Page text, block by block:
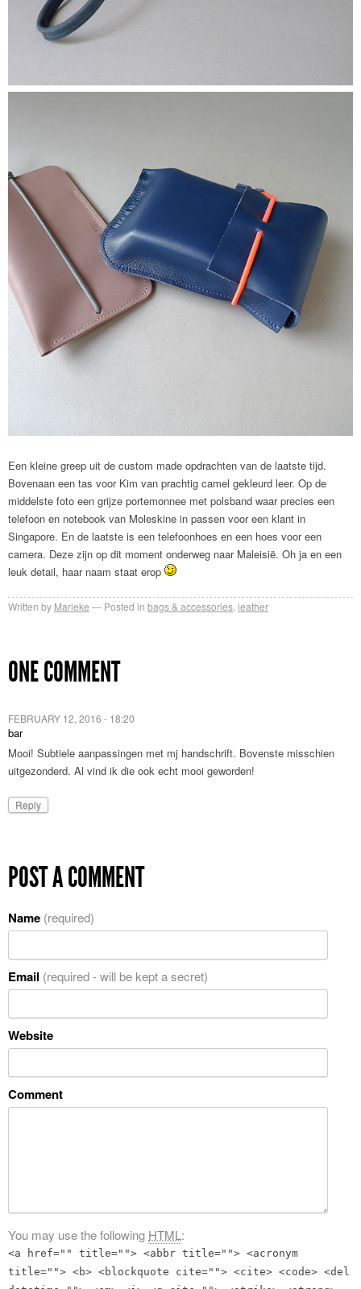
Een kleine greep uit de custom made opdrachten van de laatste tijd.
Bovenaan een tas voor Kim van prachtig camel gekleurd leer. Op de
middelste foto een grijze portemonnee met polsband waar precies een
telefoon en notebook van Moleskine in passen voor een klant in
Singapore. En de laatste is een telefoonhoes en een hoes voor een
camera. Deze zijn op dit moment onderweg naar Maleisië. Oh ja en een
leuk detail, haar naam staat erop
Written by Marieke Posted in bags & accessories leather
ONE COMMENT
FEBRUARY 12, 2016 - 18:20
bar
Mooi! Subtiele aanpassingen met mj handschrift. Bovenste misschien
uitgezonderd. Al vind ik die ook echt mooi geworden!
Reply
POST A COMMENT
Name (required)
Email (required - will be kept a secret)
Website
Comment
You may use the following HTML:
<a href="" title=""> <abbr title=""> <acronym
title=""> <b> <blockquote cite=""> <cite> <code> <del